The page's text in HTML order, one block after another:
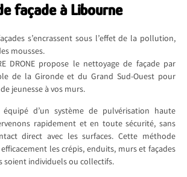
façade à Libourne
s’encrassent sous l’effet de la pollution,
mousses.
DRONE propose le nettoyage de façade par
de la Gironde et du Grand Sud-Ouest pour
jeunesse à vos murs.
d’un système de pulvérisation haute
rapidement et en toute sécurité, sans
direct avec les surfaces. Cette méthode
les crépis, enduits, murs et façades
soient individuels ou collectifs.